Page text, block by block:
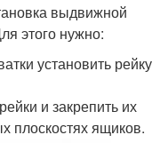
выдвижной
этого нужно:
установить рейку
и закрепить их
плоскостях ящиков.